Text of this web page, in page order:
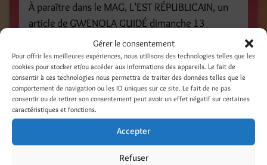
Gérer le consentement
Pour offrir les meilleures expériences, nous utilisons des technologies telles que les
cookies pour stocker et/ou accéder aux informations des appareils. Le fait de
consentir à ces technologies nous permettra de traiter des données telles que le
comportement de navigation ou les ID uniques sur ce site. Le fait de ne pas
consentir ou de retirer son consentement peut avoir un effet négatif sur certaines
caractéristiques et fonctions.
Accepter
Refuser
À paraître dans le MAG, L’EST RÉPUBLICAIN, un
article de GWENOLA GUIDÉ dimanche 13
Octobre 2019 / On Sunday October 13, 2019
an article from GWENOLA GUIDÉ will be be
published into le MAG, L’EST RÉPUBLICAIN,
Catégories
On en parle ! Presse - Web - TV
Parutions presse